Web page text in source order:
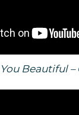
Beautiful